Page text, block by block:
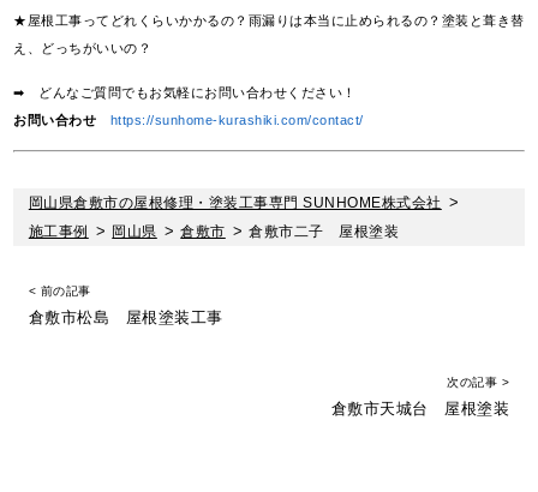
★屋根工事ってどれくらいかかるの？雨漏りは本当に止められるの？塗装と葺き替
え、どっちがいいの？
➡ どんなご質問でもお気軽にお問い合わせください！
お問い合わせ
https://sunhome-kurashiki.com/contact/
岡山県倉敷市の屋根修理・塗装工事専門 SUNHOME株式会社 >
施工事例
> 岡山県 >倉敷市 >倉敷市二子 屋根塗装
< 前の記事
倉敷市松島 屋根塗装工事
次の記事 >
倉敷市天城台 屋根塗装